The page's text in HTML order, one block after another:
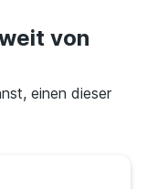
von
einen dieser